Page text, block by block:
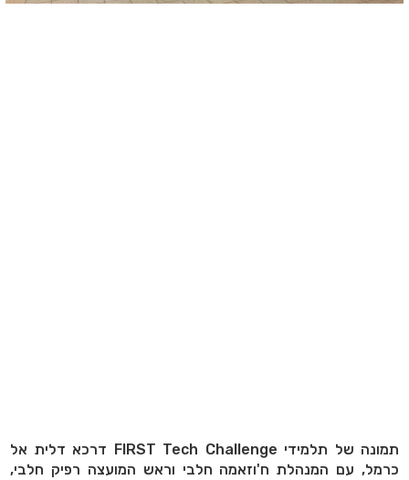
תמונה של תלמידי FIRST Tech Challenge דרכא דלית אל
כרמל, עם המנהלת ח'וזאמה חלבי וראש המועצה רפיק חלבי,